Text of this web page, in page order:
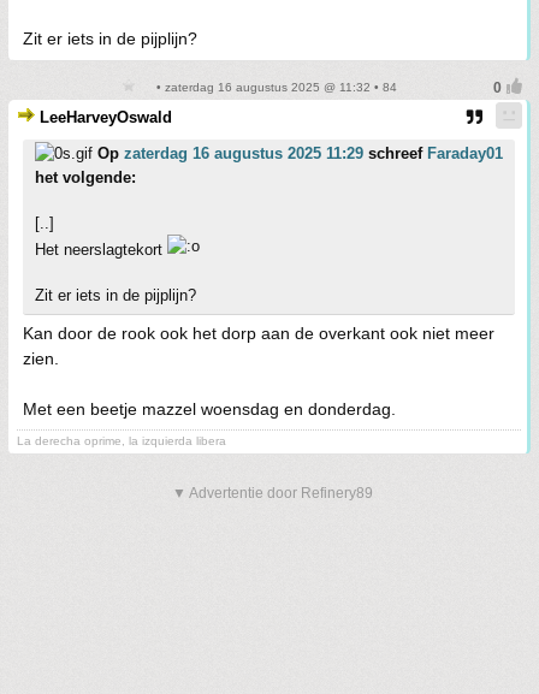
Zit er iets in de pijplijn?
• zaterdag 16 augustus 2025 @ 11:32 • 84
LeeHarveyOswald
Op zaterdag 16 augustus 2025 11:29 schreef Faraday01
het volgende:
[..]
Het neerslagtekort
Zit er iets in de pijplijn?
Kan door de rook ook het dorp aan de overkant ook niet meer
zien.
Met een beetje mazzel woensdag en donderdag.
La derecha oprime, la izquierda libera
▼ Advertentie door Refinery89